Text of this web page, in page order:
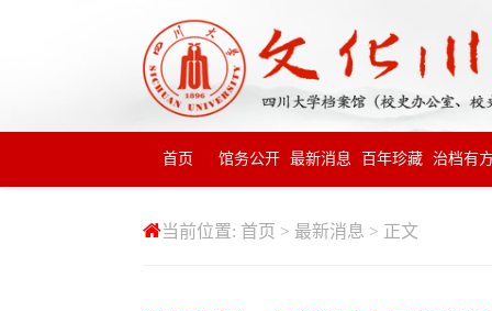
首页 馆务公开 最新消息 百年珍藏 治档有
当前位置: 首页 > 最新消息 > 正文